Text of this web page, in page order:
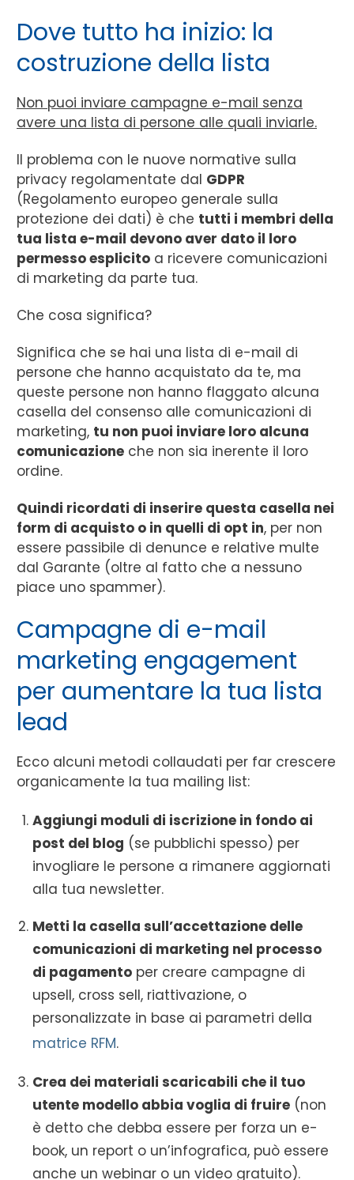
Dove tutto ha inizio: la
costruzione della lista
Non puoi inviare campagne e-mail senza
avere una lista di persone alle quali inviarle.
Il problema con le nuove normative sulla
privacy regolamentate dal GDPR
(Regolamento europeo generale sulla
protezione dei dati) è che tutti i membri della
tua lista e-mail devono aver dato il loro
permesso esplicito a ricevere comunicazioni
di marketing da parte tua.
Che cosa significa?
Significa che se hai una lista di e-mail di
persone che hanno acquistato da te, ma
queste persone non hanno flaggato alcuna
casella del consenso alle comunicazioni di
marketing, tu non puoi inviare loro alcuna
comunicazione che non sia inerente il loro
ordine.
Quindi ricordati di inserire questa casella nei
form di acquisto o in quelli di opt in, per non
essere passibile di denunce e relative multe
dal Garante (oltre al fatto che a nessuno
piace uno spammer).
Campagne di e-mail
marketing engagement
per aumentare la tua lista
lead
Ecco alcuni metodi collaudati per far crescere
organicamente la tua mailing list:
Aggiungi moduli di iscrizione in fondo ai
post del blog (se pubblichi spesso) per
invogliare le persone a rimanere aggiornati
alla tua newsletter.
Metti la casella sull’accettazione delle
comunicazioni di marketing nel processo
di pagamento per creare campagne di
upsell, cross sell, riattivazione, o
personalizzate in base ai parametri della
matrice RFM.
Crea dei materiali scaricabili che il tuo
utente modello abbia voglia di fruire (non
è detto che debba essere per forza un e-
book, un report o un’infografica, può essere
anche un webinar o un video gratuito).